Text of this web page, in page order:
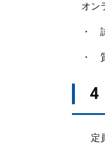
オン
・ 試
・ 質
4
定員